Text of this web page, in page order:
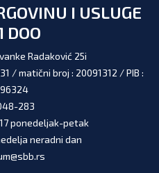
I USLUGE
DOO
Radaković 25i
/ matični broj : 20091312 / PIB :
283
ponedeljak-petak
neradni dan